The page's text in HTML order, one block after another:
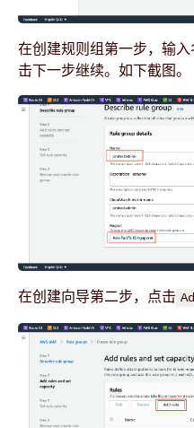
在创建规则组第一步，输
击下一步继续。如下截图。
在创建向导第二步，点击